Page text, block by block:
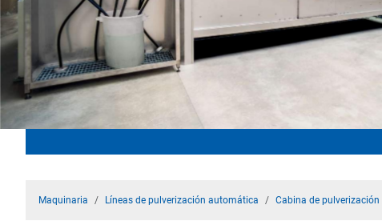
Maquinaria Líneas de pulverización automática Cabina de pulverización